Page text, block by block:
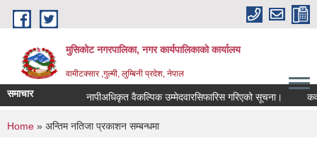
Skip to main content
मुसिकोट नगरपालिका, नगर कार्यपालिकाकाे कार्यालय
वामीटक्सार ,गुल्मी, लुम्बिनी प्रदेश, नेपाल
समाचार नापीअधिकृत वैकल्पिक उम्मेदवारसिफारिस गरिएको सूचना।
You are here
Home » अन्तिम नतिजा प्रकाशन सम्बन्धमा